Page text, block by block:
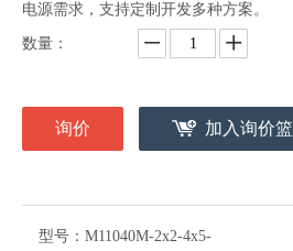
电源需求，支持定制开发多种方案。
数量：
询价 加入询价篮
型号： M11040M-2x2-4x5-